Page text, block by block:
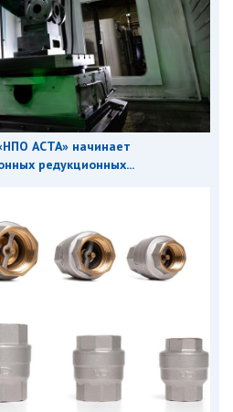
АСТА» начинает
редукционных...